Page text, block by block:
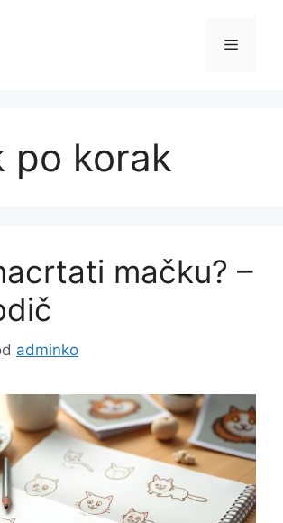
po korak
mačku? –
adminko